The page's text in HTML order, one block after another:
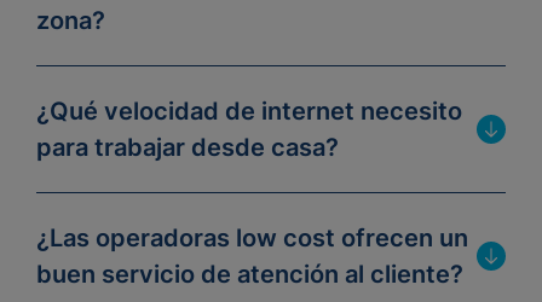
zona?
¿Qué velocidad de internet necesito
para trabajar desde casa?
¿Las operadoras low cost ofrecen un
buen servicio de atención al cliente?